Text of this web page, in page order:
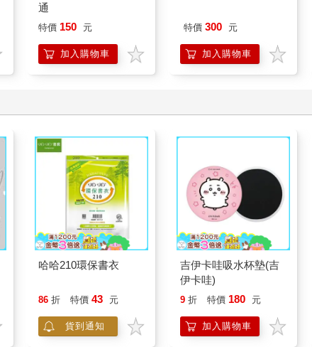
通
特價 150 元
加入購物車
特價 300 元
加入購物車
哈哈210環保書衣
86 折 特價 43 元
貨到通知
吉伊卡哇吸水杯墊(吉
伊卡哇)
9 折 特價 180 元
加入購物車